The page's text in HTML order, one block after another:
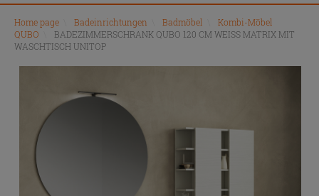
Home page Badeinrichtungen Badmöbel
Kombi-Möbel
QUBO
BADEZIMMERSCHRANK QUBO 120 CM WEISS MATRIX MIT
WASCHTISCH UNITOP